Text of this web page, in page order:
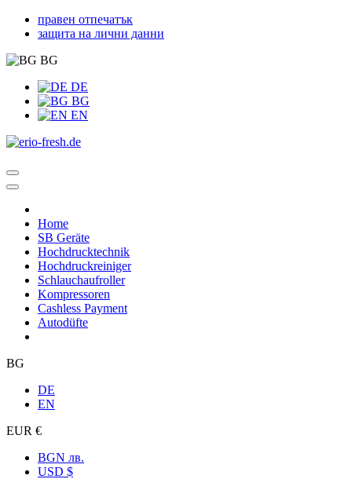
правен отпечатък
защита на лични данни
BG
DE
BG
EN
Home
SB Geräte
Hochdrucktechnik
Hochdruckreiniger
Schlauchaufroller
Kompressoren
Cashless Payment
Autodüfte
BG
DE
EN
EUR €
BGN лв.
USD $